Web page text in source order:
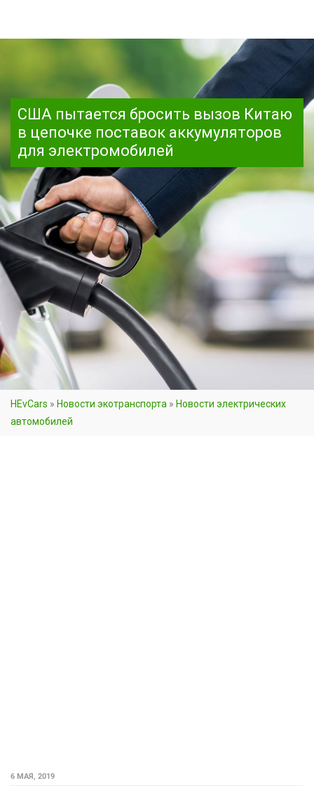
США пытается бросить вызов Китаю
в цепочке поставок аккумуляторов
для электромобилей
HEvCars » Новости экотранспорта » Новости электрических
автомобилей
6 МАЯ, 2019